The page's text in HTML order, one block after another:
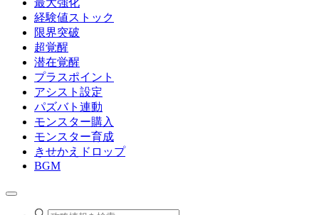
最大強化
経験値ストック
限界突破
超覚醒
潜在覚醒
プラスポイント
アシスト設定
パズバト連動
モンスター購入
モンスター育成
きせかえドロップ
BGM